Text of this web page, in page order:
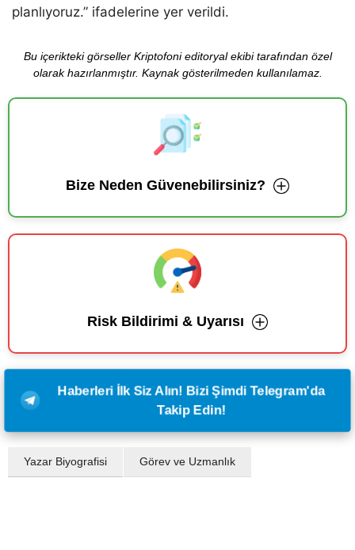
planlıyoruz.” ifadelerine yer verildi.
Bu içerikteki görseller Kriptofoni editoryal ekibi tarafından özel
olarak hazırlanmıştır. Kaynak gösterilmeden kullanılamaz.
Bize Neden Güvenebilirsiniz?
Risk Bildirimi & Uyarısı
Haberleri İlk Siz Alın! Bizi Şimdi Telegram'da
Takip Edin!
Yazar Biyografisi Görev ve Uzmanlık